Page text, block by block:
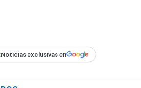
Noticias exclusivas en